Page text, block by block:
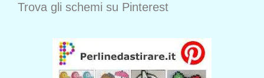
Trova gli schemi su Pinterest